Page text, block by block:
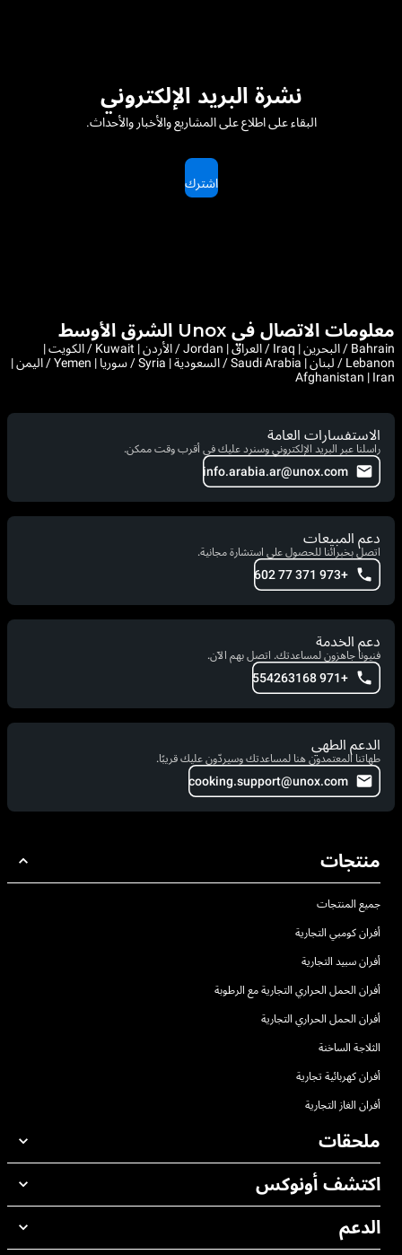
نشرة البريد الإلكتروني
البقاء على اطلاع على المشاريع والأخبار والأحداث.
اشترك
معلومات الاتصال في Unox الشرق الأوسط
Bahrain / البحرين | Iraq / العراق | Jordan / الأردن | Kuwait / الكويت |
Lebanon / لبنان | Saudi Arabia / السعودية | Syria / سوريا | Yemen / اليمن |
Afghanistan | Iran
الاستفسارات العامة
راسلنا عبر البريد الإلكتروني وسنرد عليك في أقرب وقت ممكن.
info.arabia.ar@unox.com
دعم المبيعات
اتصل بخبرائنا للحصول على استشارة مجانية.
+973 371 77 602
دعم الخدمة
فنيونا جاهزون لمساعدتك. اتصل بهم الآن.
+971 554263168
الدعم الطهي
طهاتنا المعتمدون هنا لمساعدتك وسيردّون عليك قريبًا.
cooking.support@unox.com
منتجات
جميع المنتجات
أفران كومبي التجارية
أفران سبيد التجارية
أفران الحمل الحراري التجارية مع الرطوبة
أفران الحمل الحراري التجارية
الثلاجة الساخنة
أفران كهربائية تجارية
أفران الغاز التجارية
ملحقات
جميع الملحقات
منظفات الغسيل اليدوي
اكتشف أونوكس
مكاتبنا حول العالم
الدعم